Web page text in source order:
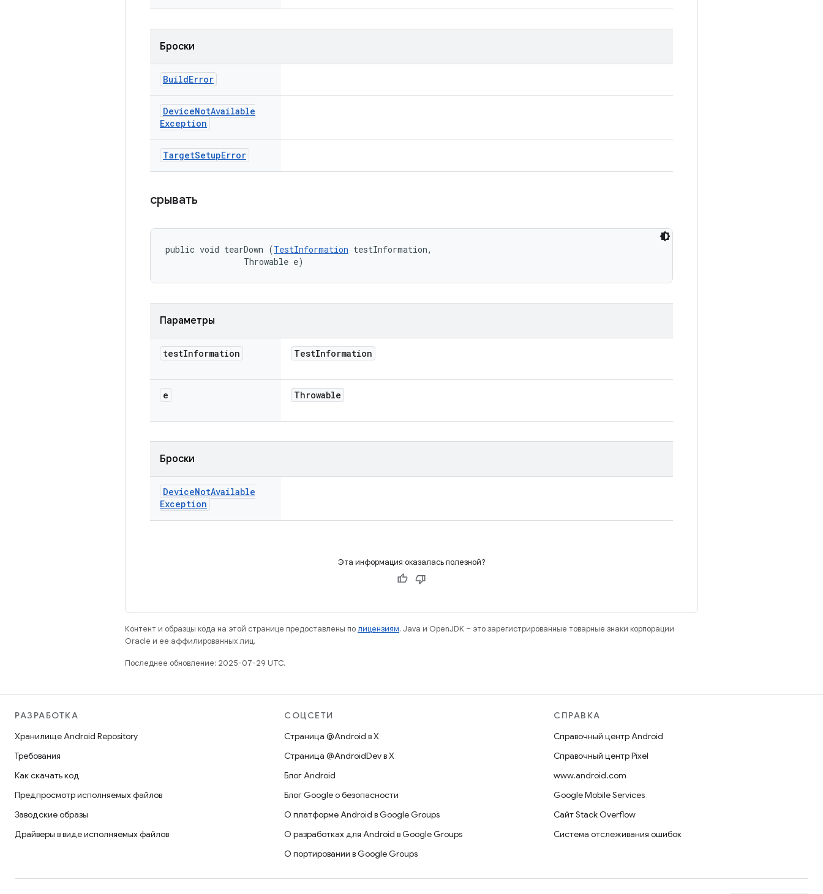
Броски
BuildError
DeviceNotAvailable
Exception
TargetSetupError
срывать
public void tearDown (TestInformation testInformation,
                Throwable e)
Параметры
testInformation TestInformation
e Throwable
Броски
DeviceNotAvailable
Exception
Эта информация оказалась полезной?
Контент и образцы кода на этой странице предоставлены полицензиям. Java и OpenJDK – это зарегистрированные товарные знаки корпорации
Oracle и ее аффилированных лиц.
Последнее обновление: 2025-07-29 UTC.
РАЗРАБОТКА
Хранилище Android Repository
Требования
Как скачать код
Предпросмотр исполняемых файлов
Заводские образы
Драйверы в виде исполняемых файлов
СОЦСЕТИ
Страница @Android в X
Страница @AndroidDev в X
Блог Android
Блог Google о безопасности
О платформе Android в Google Groups
О разработках для Android в Google Groups
О портировании в Google Groups
СПРАВКА
Справочный центр Android
Справочный центр Pixel
www.android.com
Google Mobile Services
Сайт Stack Overflow
Система отслеживания ошибок